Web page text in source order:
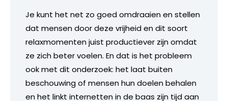
Je kunt het net zo goed omdraaien en stellen
dat mensen door deze vrijheid en dit soort
relaxmomenten juist productiever zijn omdat
ze zich beter voelen. En dat is het probleem
ook met dit onderzoek: het laat buiten
beschouwing of mensen hun doelen behalen
en het linkt internetten in de baas zijn tijd aan